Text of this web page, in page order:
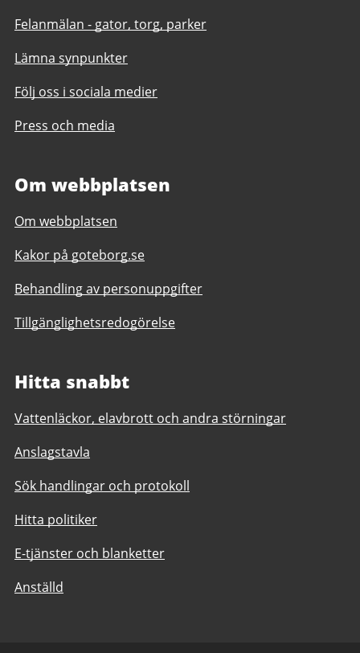
Felanmälan - gator, torg, parker
Lämna synpunkter
Följ oss i sociala medier
Press och media
Om webbplatsen
Om webbplatsen
Kakor på goteborg.se
Behandling av personuppgifter
Tillgänglighetsredogörelse
Hitta snabbt
Vattenläckor, elavbrott och andra störningar
Anslagstavla
Sök handlingar och protokoll
Hitta politiker
E-tjänster och blanketter
Anställd